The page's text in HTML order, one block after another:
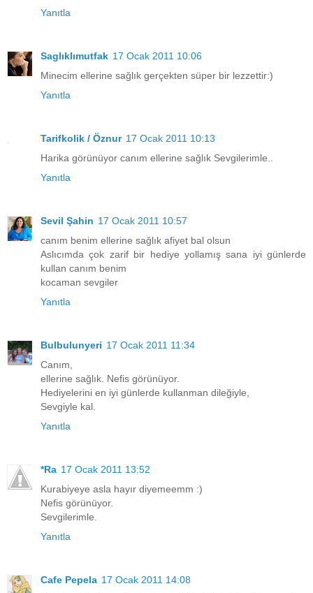
Yanıtla
Saglıklımutfak 17 Ocak 2011 10:06
Minecim ellerine sağlık gerçekten süper bir lezzettir:)
Yanıtla
Tarifkolik / Öznur 17 Ocak 2011 10:13
Harika görünüyor canım ellerine sağlık Sevgilerimle..
Yanıtla
Sevil Şahin 17 Ocak 2011 10:57
canım benim ellerine sağlık afiyet bal olsun
Aslıcımda çok zarif bir hediye yollamış sana iyi günlerde
kullan canım benim
kocaman sevgiler
Yanıtla
Bulbulunyeri 17 Ocak 2011 11:34
Canım,
ellerine sağlık. Nefis görünüyor.
Hediyelerini en iyi günlerde kullanman dileğiyle,
Sevgiyle kal.
Yanıtla
*Ra 17 Ocak 2011 13:52
Kurabiyeye asla hayır diyemeemm :)
Nefis görünüyor.
Sevgilerimle.
Yanıtla
Cafe Pepela 17 Ocak 2011 14:08